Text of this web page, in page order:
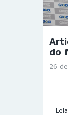
do
26